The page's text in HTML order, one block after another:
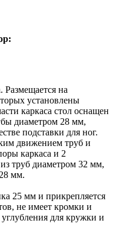
Размещается на
установлены
каркаса стол оснащен
диаметром 28 мм,
подставки для ног.
движением труб и
каркаса и 2
труб диаметром 32 мм,
мм.
25 мм и прикрепляется
не имеет кромки и
для кружки и